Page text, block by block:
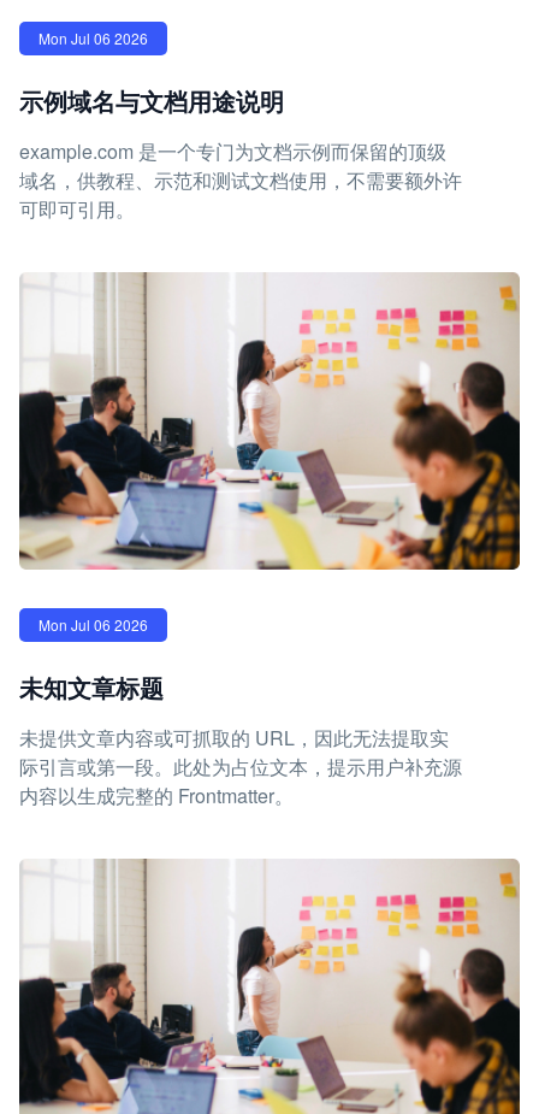
Mon Jul 06 2026
示例域名与文档用途说明
example.com 是一个专门为文档示例而保留的顶级
域名，供教程、示范和测试文档使用，不需要额外许
可即可引用。
Mon Jul 06 2026
未知文章标题
未提供文章内容或可抓取的 URL，因此无法提取实
际引言或第一段。此处为占位文本，提示用户补充源
内容以生成完整的 Frontmatter。